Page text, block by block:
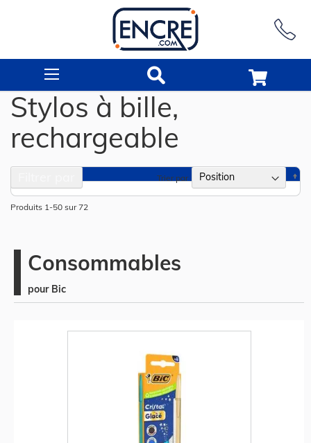
Stylos à bille,
rechargeable
Produits 1 -50 sur72
Trier par
Consommables
pour Bic